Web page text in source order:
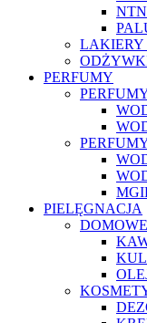
NTN
LAKIERY
PERFUMY
PIELĘGNACJA